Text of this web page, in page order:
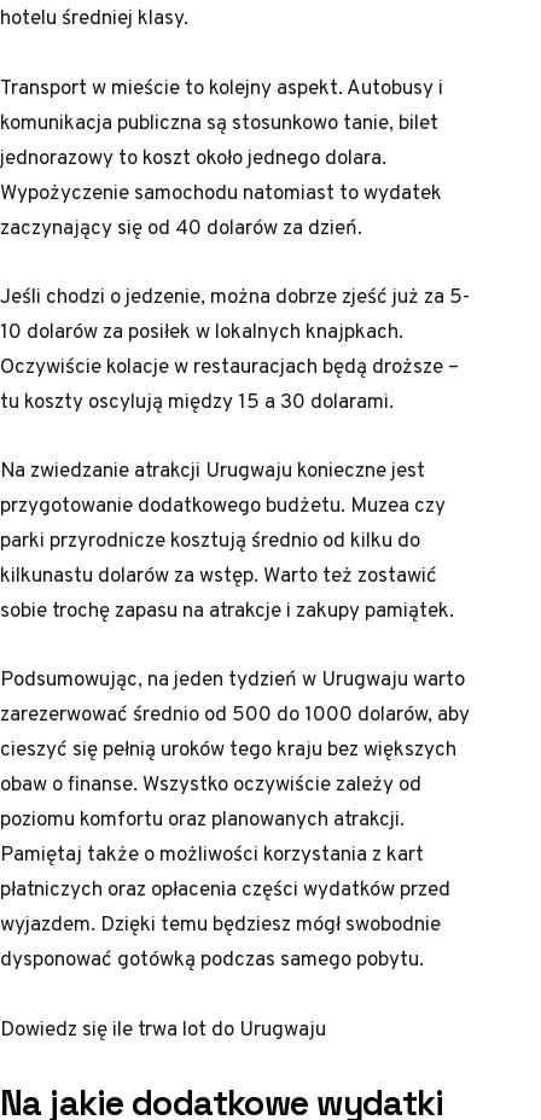
hotelu średniej klasy.
Transport w mieście to kolejny aspekt. Autobusy i
komunikacja publiczna są stosunkowo tanie, bilet
jednorazowy to koszt około jednego dolara.
Wypożyczenie samochodu natomiast to wydatek
zaczynający się od 40 dolarów za dzień.
Jeśli chodzi o jedzenie, można dobrze zjeść już za 5-
10 dolarów za posiłek w lokalnych knajpkach.
Oczywiście kolacje w restauracjach będą droższe –
tu koszty oscylują między 15 a 30 dolarami.
Na zwiedzanie atrakcji Urugwaju konieczne jest
przygotowanie dodatkowego budżetu. Muzea czy
parki przyrodnicze kosztują średnio od kilku do
kilkunastu dolarów za wstęp. Warto też zostawić
sobie trochę zapasu na atrakcje i zakupy pamiątek.
Podsumowując, na jeden tydzień w Urugwaju warto
zarezerwować średnio od 500 do 1000 dolarów, aby
cieszyć się pełnią uroków tego kraju bez większych
obaw o finanse. Wszystko oczywiście zależy od
poziomu komfortu oraz planowanych atrakcji.
Pamiętaj także o możliwości korzystania z kart
płatniczych oraz opłacenia części wydatków przed
wyjazdem. Dzięki temu będziesz mógł swobodnie
dysponować gotówką podczas samego pobytu.
Dowiedz sięile trwa lot do Urugwaju
Na jakie dodatkowe wydatki